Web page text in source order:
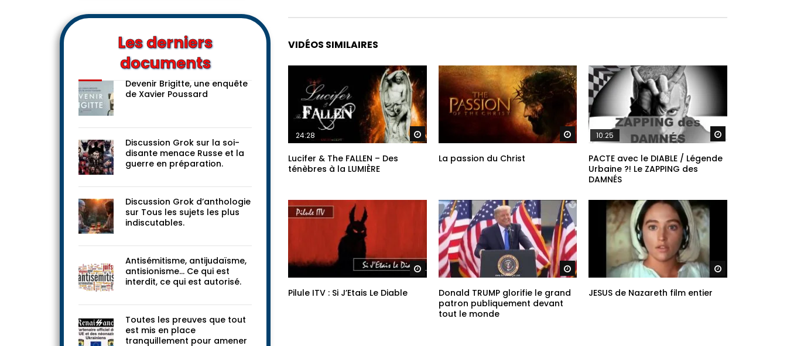
Regarder plus tard
24:28 Regarder plus tard
10:25
PACTE avec le DIABLE / Légende
DAMNÉS
Regarder plus tard Regarder plus tard
Donald TRUMP glorifie le grand
Les derniers
documents
Discussion Grok sur la soi-
guerre en préparation.
Discussion Grok d’anthologie
indiscutables.
Antisémitisme, antijudaïsme,
interdit, ce qui est autorisé.